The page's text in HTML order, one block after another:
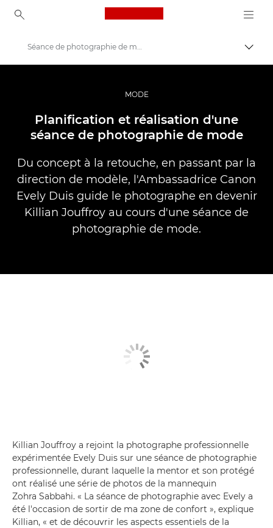
Canon Logo, back to
Vidéo et photographie professionnelles
Histoires
Séance de photographie de mode
MODE
Planification et réalisation d'une
séance de photographie de mode
Du concept à la retouche, en passant par la
direction de modèle, l'Ambassadrice Canon
Evely Duis guide le photographe en devenir
Killian Jouffroy au cours d'une séance de
photographie de mode.
Killian Jouffroy a rejoint la photographe professionnelle
expérimentée Evely Duis sur une séance de photographie
professionnelle, durant laquelle la mentor et son protégé
ont réalisé une série de photos de la mannequin
Zohra Sabbahi. « La séance de photographie avec Evely a
été l'occasion de sortir de ma zone de confort », explique
Killian, « et de découvrir les aspects essentiels de la